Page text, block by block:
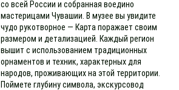
со всей России и собранная воедино
мастерицами Чувашии. В музее вы увидите
чудо рукотворное — Карта поражает своим
размером и детализацией. Каждый регион
вышит с использованием традиционных
орнаментов и техник, характерных для
народов, проживающих на этой территории.
Поймете глубину символа, экскурсовод